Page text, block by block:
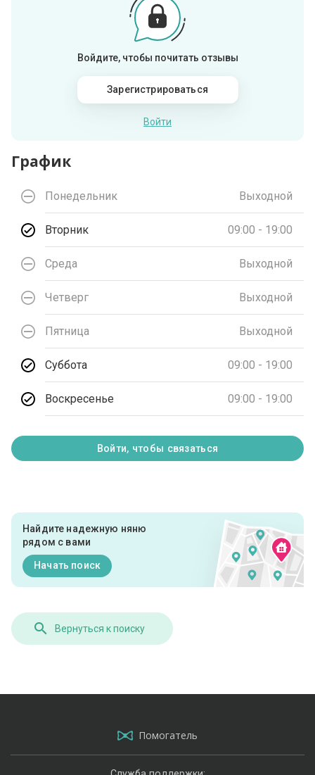
Войдите, чтобы почитать отзывы
Зарегистрироваться
Войти
График
Понедельник Выходной
Вторник 09:00 - 19:00
Среда Выходной
Четверг Выходной
Пятница Выходной
Суббота 09:00 - 19:00
Воскресенье 09:00 - 19:00
Войти, чтобы связаться
Найдите надежную няню
рядом с вами
Начать поиск
Вернуться к поиску
Помогатель